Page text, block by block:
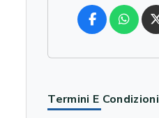
Termini E Condizioni